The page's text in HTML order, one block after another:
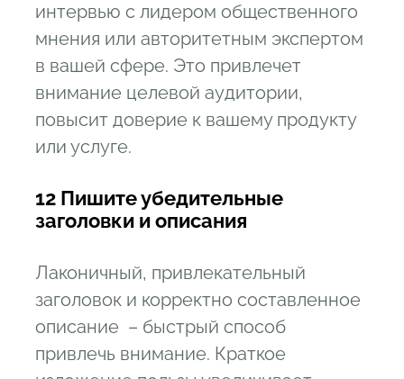
интервью с лидером общественного
мнения или авторитетным экспертом
в вашей сфере. Это привлечет
внимание целевой аудитории,
повысит доверие к вашему продукту
или услуге.
12 Пишите убедительные
заголовки и описания
Лаконичный, привлекательный
заголовок и корректно составленное
описание – быстрый способ
привлечь внимание. Краткое